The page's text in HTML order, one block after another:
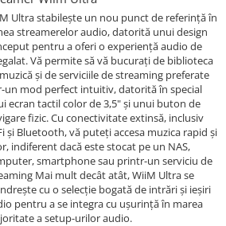
Ultra stabilește un nou punct de referință în
streamerelor audio, datorită unui design
pentru a oferi o experiență audio de
Vă permite să vă bucurați de biblioteca
și de serviciile de streaming preferate
un mod perfect intuitiv, datorită în special
ecran tactil color de 3,5" și unui buton de
fizic. Cu conectivitate extinsă, inclusiv
și Bluetooth, vă puteți accesa muzica rapid și
indiferent dacă este stocat pe un NAS,
smartphone sau printr-un serviciu de
Mai mult decât atât, WiiM Ultra se
cu o selecție bogată de intrări și ieșiri
pentru a se integra cu ușurință în marea
a setup-urilor audio.